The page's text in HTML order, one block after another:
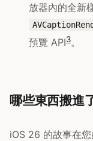
放器內的全新
預覽 API3。
哪些東西搬進
iOS 26 的故事在